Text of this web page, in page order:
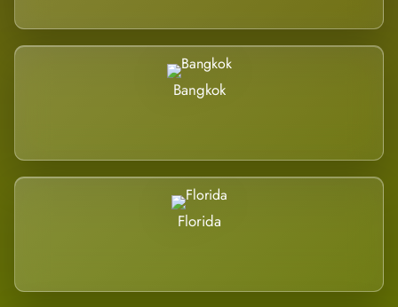
Bangkok
Florida